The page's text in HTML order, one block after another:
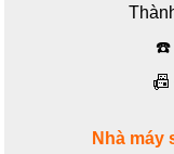
☎️
📠
Nhà máy